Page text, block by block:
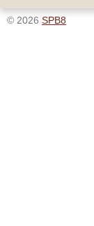
© 2026 SPB8